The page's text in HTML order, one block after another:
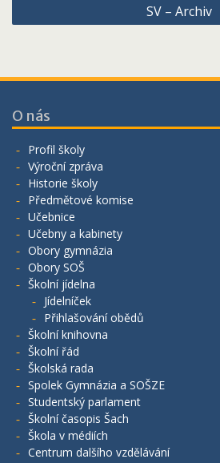
SV – Archiv
O nás
Profil školy
Výroční zpráva
Historie školy
Předmětové komise
Učebnice
Učebny a kabinety
Obory gymnázia
Obory SOŠ
Školní jídelna
Jídelníček
Přihlašování obědů
Školní knihovna
Školní řád
Školská rada
Spolek Gymnázia a SOŠZE
Studentský parlament
Školní časopis Šach
Škola v médiích
Centrum dalšího vzdělávání